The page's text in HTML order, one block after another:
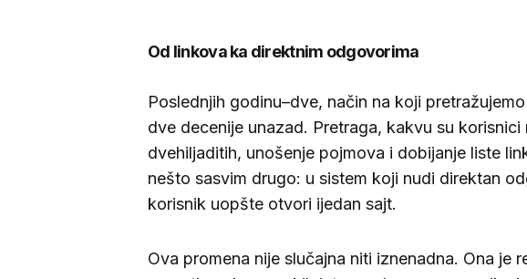
Od linkova ka direktnim odgovorima
Poslednjih godinu–dve, način na koji
dve decenije unazad. Pretraga, kakvu su
dvehiljaditih, unošenje pojmova i dobijanje liste
nešto sasvim drugo: u sistem koji nudi direktan
korisnik uopšte otvori ijedan sajt.
Ova promena nije slučajna niti iznenadna. Ona je